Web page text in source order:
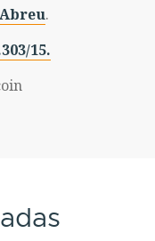
.
15.